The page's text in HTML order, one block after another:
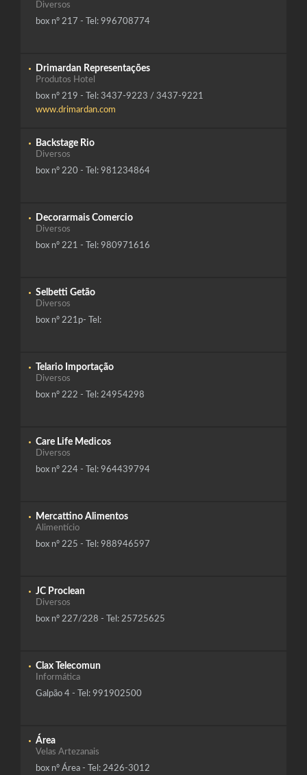
Diversos
box nº 217 - Tel: 996708774
Drimardan Representações
Produtos Hotel
box nº 219 - Tel: 3437-9223 / 3437-9221
www.drimardan.com
Backstage Rio
Diversos
box nº 220 - Tel: 981234864
Decorarmais Comercio
Diversos
box nº 221 - Tel: 980971616
Selbetti Getão
Diversos
box nº 221p- Tel:
Telario Importação
Diversos
box nº 222 - Tel: 24954298
Care Life Medicos
Diversos
box nº 224 - Tel: 964439794
Mercattino Alimentos
Alimentício
box nº 225 - Tel: 988946597
JC Proclean
Diversos
box nº 227/228 - Tel: 25725625
Clax Telecomun
Informática
Galpão 4 - Tel: 991902500
Área
Velas Artezanais
box nº Área - Tel: 2426-3012